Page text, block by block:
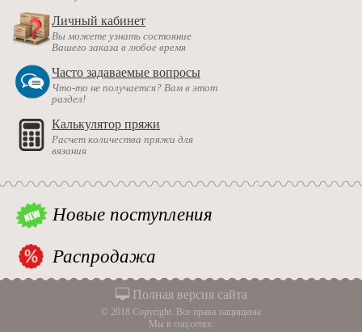
Личный кабинет
Вы можете узнать состояние
Вашего заказа в любое время
Часто задаваемые вопросы
Что-то не получается? Вам в этот
раздел!
Калькулятор пряжи
Расчет количества пряжи для
вязания
Новые поступления
Распродажа
Полная версия сайта
© 2018 Copyright. Все права защищены
Мы в соц.сетях: